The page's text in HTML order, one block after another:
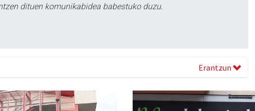
dituen komunikabidea babestuko duzu.
Erantzun